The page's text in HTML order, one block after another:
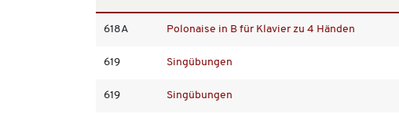
618A Polonaise in B für Klavier zu 4 Händen
619 Singübungen
619 Singübungen